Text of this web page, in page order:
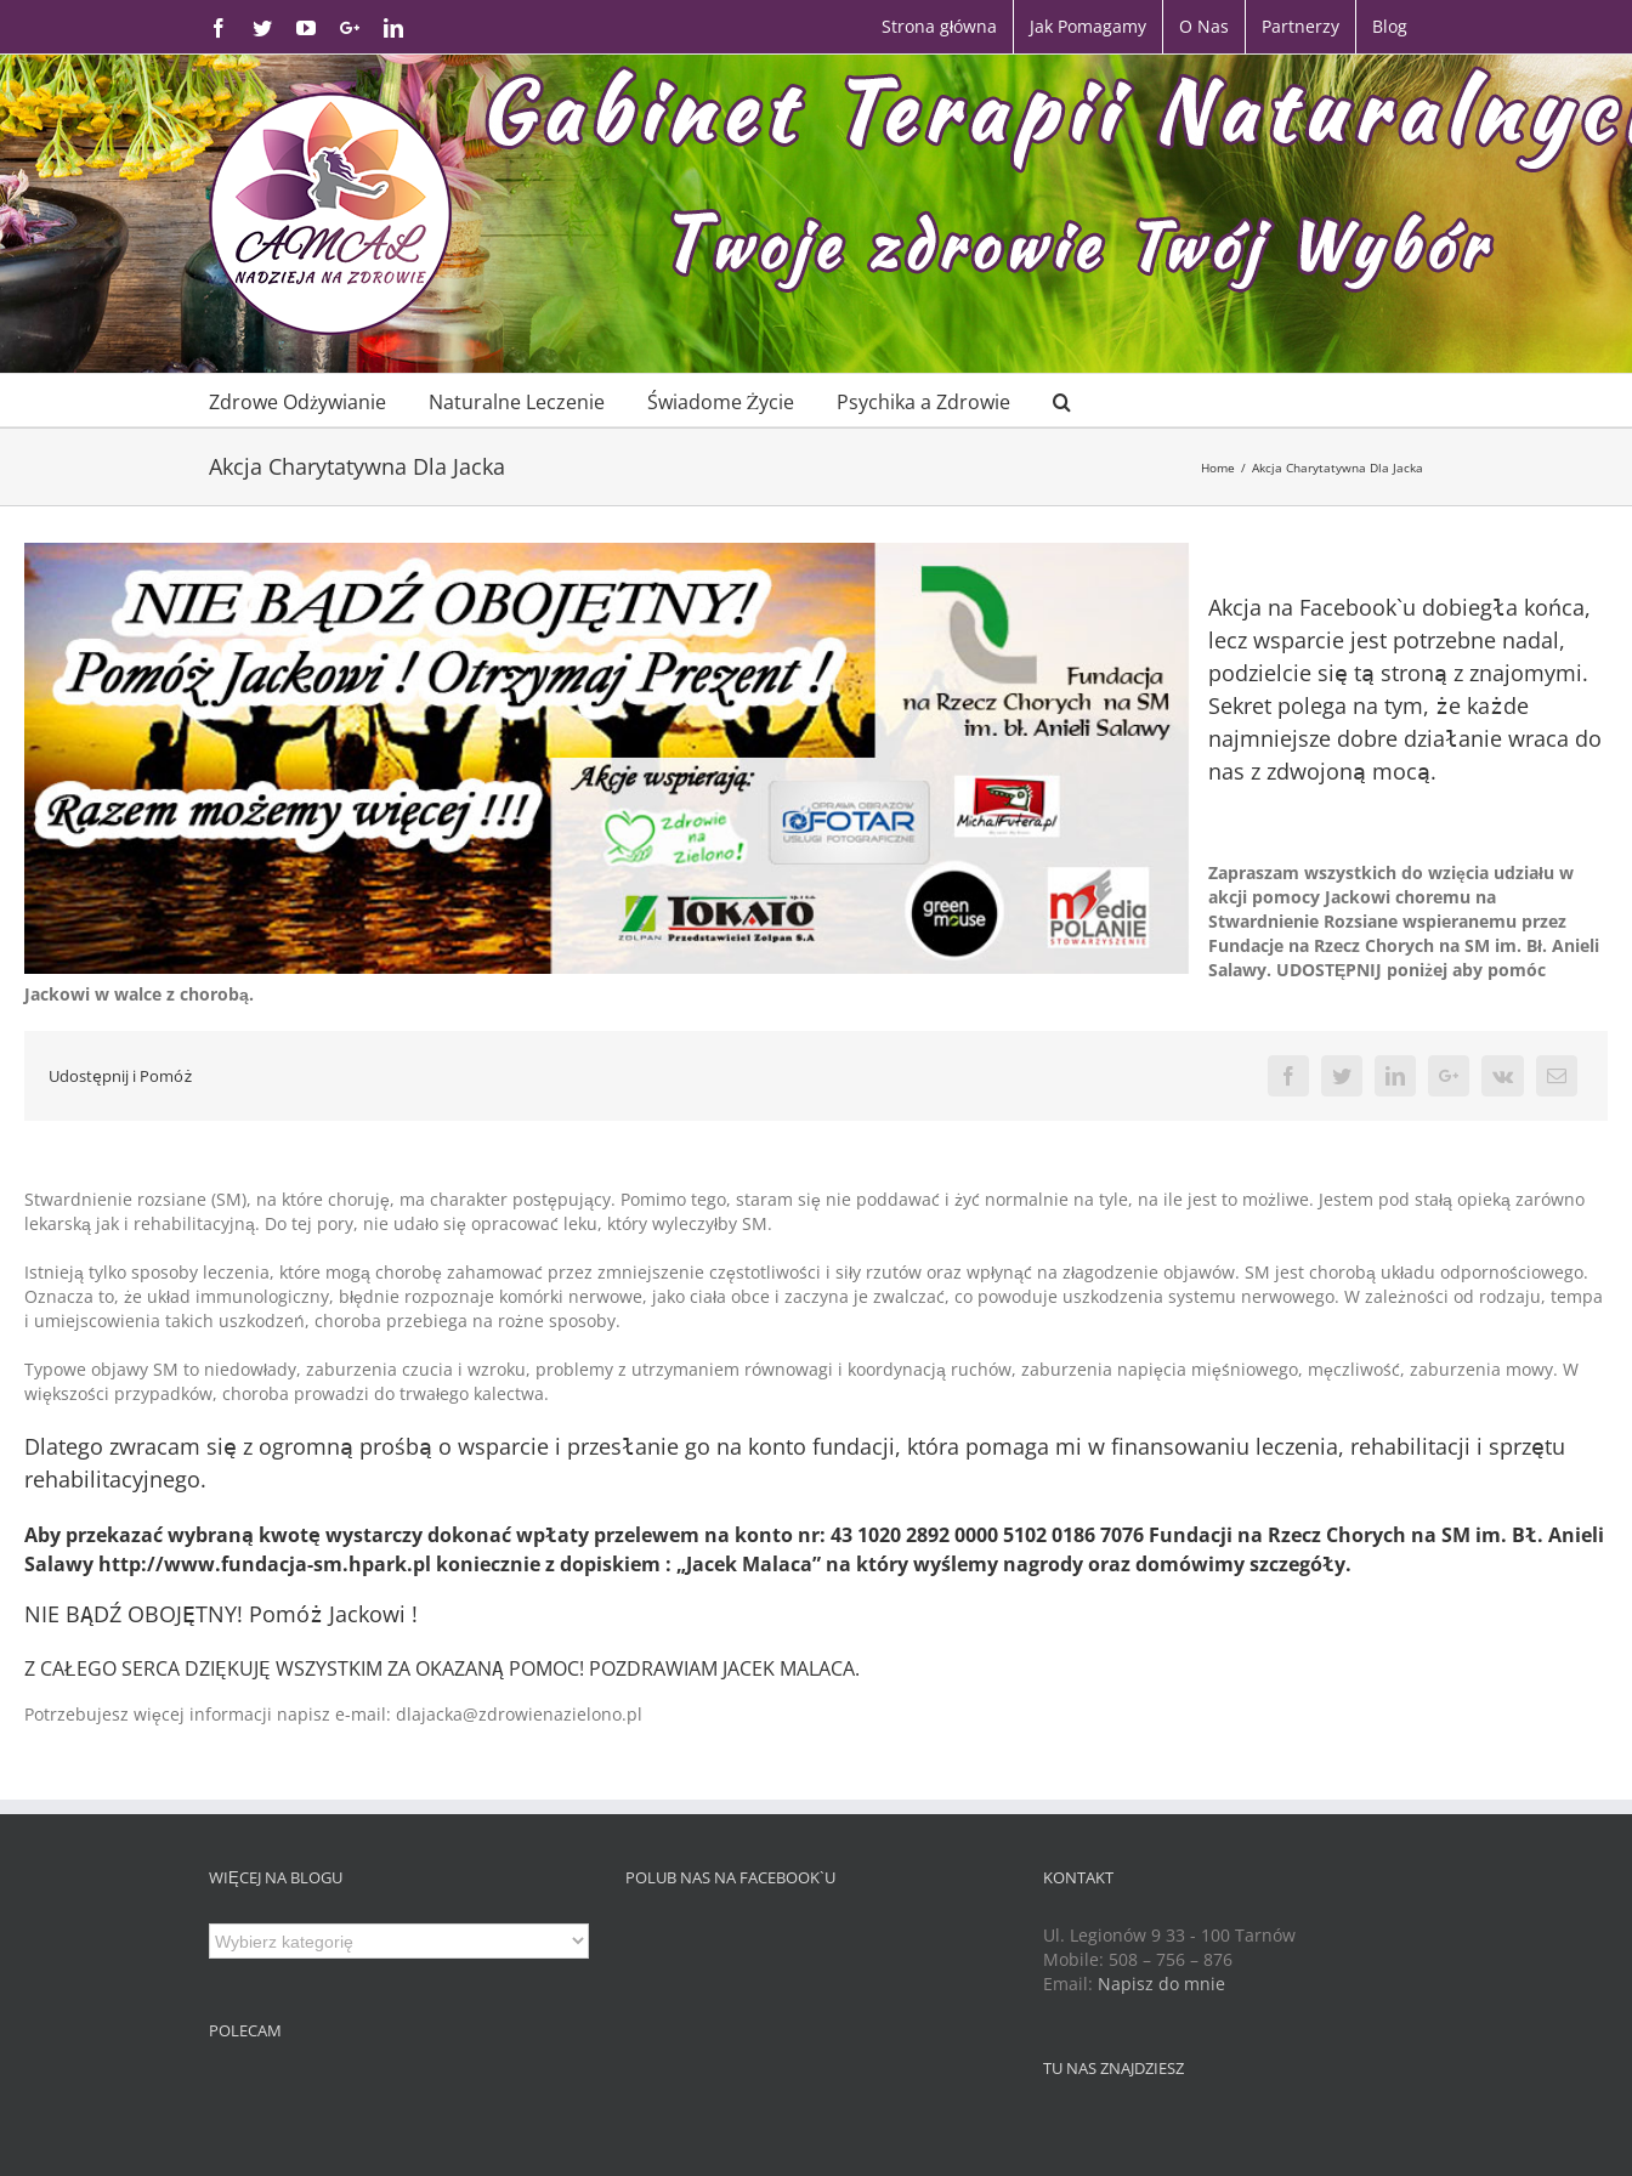
content
Facebook
TwitterYouTubeGoogle+Linkedin Strona główna Jak Pomagamy O Nas Partnerzy Blog
Zdrowe Odżywianie Naturalne Leczenie Świadome Życie Psychika a Zdrowie
Akcja Charytatywna Dla Jacka Home / Akcja Charytatywna Dla Jacka
Akcja na Facebook`u dobiegła końca,
lecz wsparcie jest potrzebne nadal,
podzielcie się tą stroną z znajomymi.
Sekret polega na tym, że każde
najmniejsze dobre działanie wraca do
nas z zdwojoną mocą.
Zapraszam wszystkich do wzięcia udziału w
akcji pomocy Jackowi choremu na
Stwardnienie Rozsiane wspieranemu przez
Fundacje na Rzecz Chorych na SM im. Bł. Anieli
Salawy. UDOSTĘPNIJ poniżej aby pomóc
Jackowi w walce z chorobą.
Udostępnij i Pomóż
Stwardnienie rozsiane (SM), na które choruję, ma charakter postępujący. Pomimo tego, staram się nie poddawać i żyć normalnie na tyle, na ile jest to możliwe. Jestem pod stałą opieką zarówno
lekarską jak i rehabilitacyjną. Do tej pory, nie udało się opracować leku, który wyleczyłby SM.
Istnieją tylko sposoby leczenia, które mogą chorobę zahamować przez zmniejszenie częstotliwości i siły rzutów oraz wpłynąć na złagodzenie objawów. SM jest chorobą układu odpornościowego.
Oznacza to, że układ immunologiczny, błędnie rozpoznaje komórki nerwowe, jako ciała obce i zaczyna je zwalczać, co powoduje uszkodzenia systemu nerwowego. W zależności od rodzaju, tempa
i umiejscowienia takich uszkodzeń, choroba przebiega na rożne sposoby.
Typowe objawy SM to niedowłady, zaburzenia czucia i wzroku, problemy z utrzymaniem równowagi i koordynacją ruchów, zaburzenia napięcia mięśniowego, męczliwość, zaburzenia mowy. W
większości przypadków, choroba prowadzi do trwałego kalectwa.
Dlatego zwracam się z ogromną prośbą o wsparcie i przesłanie go na konto fundacji, która pomaga mi w finansowaniu leczenia, rehabilitacji i sprzętu
rehabilitacyjnego.
Aby przekazać wybraną kwotę wystarczy dokonać wpłaty przelewem na konto nr: 43 1020 2892 0000 5102 0186 7076 Fundacji na Rzecz Chorych na SM im. Bł. Anieli
Salawy http://www.fundacja-sm.hpark.pl koniecznie z dopiskiem : „Jacek Malaca” na który wyślemy nagrody oraz domówimy szczegóły.
NIE BĄDŹ OBOJĘTNY! Pomóż Jackowi !
Z CAŁEGO SERCA DZIĘKUJĘ WSZYSTKIM ZA OKAZANĄ POMOC! POZDRAWIAM JACEK MALACA.
Potrzebujesz więcej informacji napisz e-mail: dlajacka@zdrowienazielono.pl
WIĘCEJ NA BLOGU
Więcej
na
POLECAM
POLUB NAS NA FACEBOOK`U KONTAKT
Ul. Legionów 9 33 - 100 Tarnów
Mobile: 508 – 756 – 876
Email: Napisz do mnie
TU NAS ZNAJDZIESZ